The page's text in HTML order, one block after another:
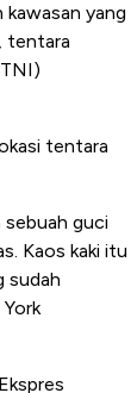
yang
tentara
tentara
sebuah guci
Kaos kaki itu
sudah